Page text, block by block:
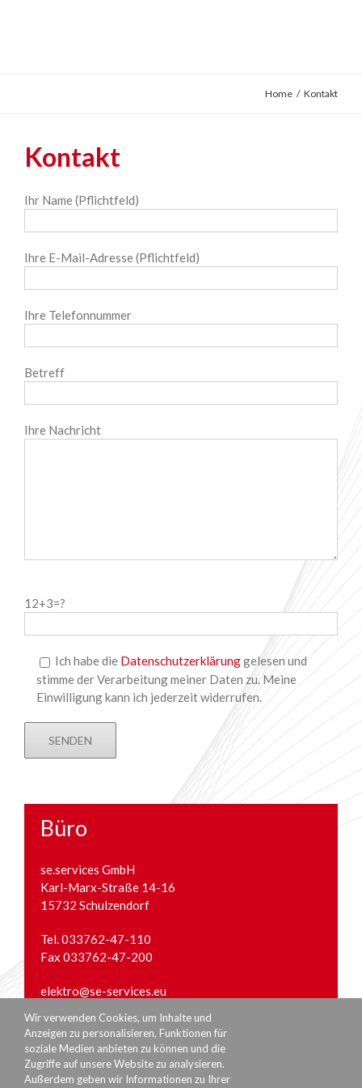
Home / Kontakt
Kontakt
Ihr Name (Pflichtfeld)
Ihre E-Mail-Adresse (Pflichtfeld)
Ihre Telefonnummer
Betreff
Ihre Nachricht
lasse
Feld
leer.
12+3=?
Ich habe die Datenschutzerklärunggelesen und
stimme der Verarbeitung meiner Daten zu. Meine
Einwilligung kann ich jederzeit widerrufen.
Büro
se.services GmbH
Karl-Marx-Straße 14-16
15732 Schulzendorf
Tel. 033762-47-110
Fax 033762-47-200
elektro@se-services.eu
Wir verwenden Cookies, um Inhalte und
Anzeigen zu personalisieren, Funktionen für
soziale Medien anbieten zu können und die
Zugriffe auf unsere Website zu analysieren.
Außerdem geben wir Informationen zu Ihrer